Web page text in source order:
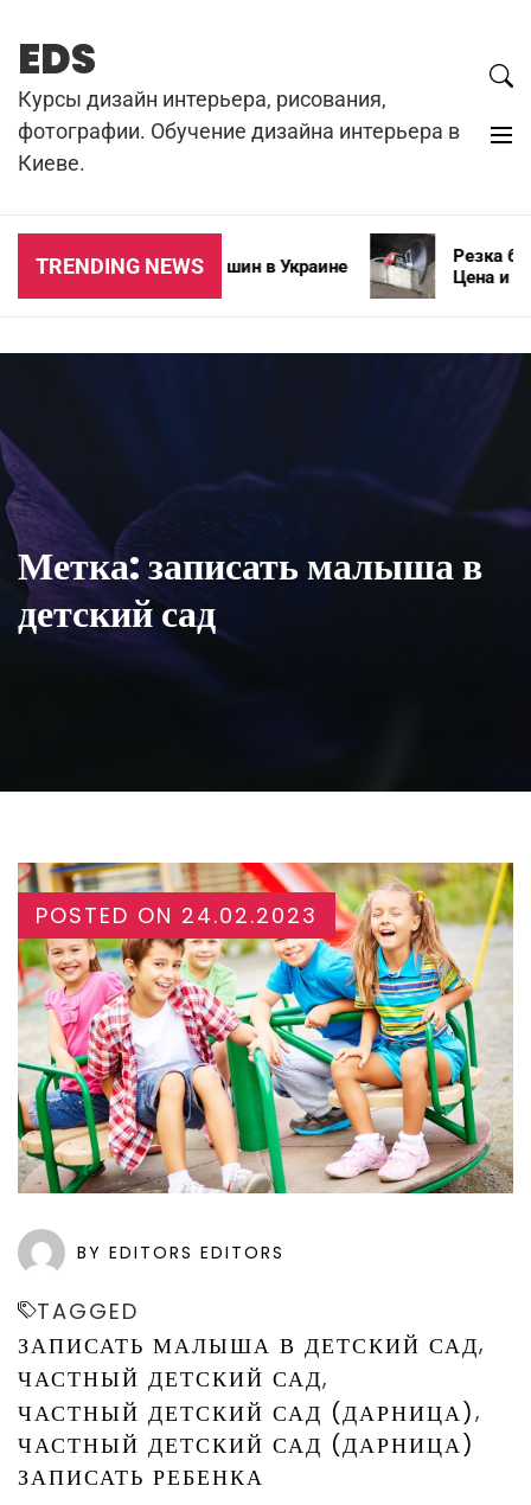
content
EDS
Курсы дизайн интерьера, рисования,
фотографии. Обучение дизайна интерьера в
Киеве.
TRENDING NEWS
Типы зимних автошин в Украине
Резка
Цена и
Метка:записать малыша в
детский сад
POSTED ON 24.02.2023
BY EDITORS EDITORS
TAGGED
ЗАПИСАТЬ МАЛЫША В ДЕТСКИЙ САД,
ЧАСТНЫЙ ДЕТСКИЙ САД,
ЧАСТНЫЙ ДЕТСКИЙ САД (ДАРНИЦА),
ЧАСТНЫЙ ДЕТСКИЙ САД (ДАРНИЦА)
ЗАПИСАТЬ РЕБЕНКА